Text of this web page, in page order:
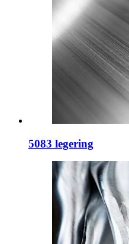
5083 legering